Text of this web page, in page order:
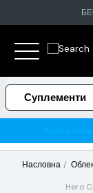
Суплементи
Насловна